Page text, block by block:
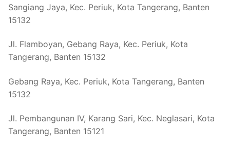
Sangiang Jaya, Kec. Periuk, Kota Tangerang, Banten
15132
Jl. Flamboyan, Gebang Raya, Kec. Periuk, Kota
Tangerang, Banten 15132
Gebang Raya, Kec. Periuk, Kota Tangerang, Banten
15132
Jl. Pembangunan IV, Karang Sari, Kec. Neglasari, Kota
Tangerang, Banten 15121